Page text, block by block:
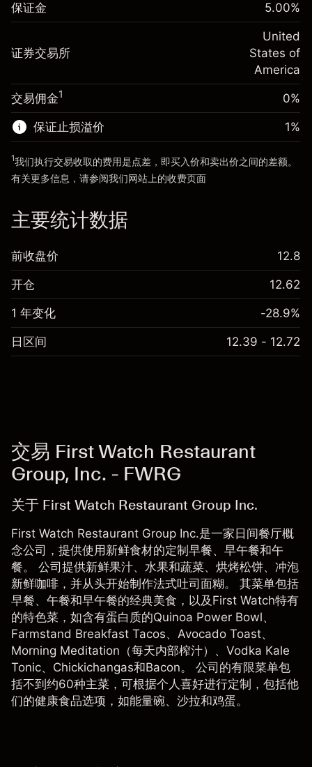
%
(-$4.31)
来自杠杆的资金 - 美元（大约值）
$19,000.00
前往平台
隔夜仓息
-0.000682
%
(-$0.14)
$20,000.00
来自杠杆的资金 - 美元（大约值）$19,000.00
前往平台
保证金 5.00%
证券交易所
United
States of
America
交易佣金1 0%
保证止损溢价 1%
1我们执行交易收取的费用是点差，即买入价和卖出价之间的差额。
有关更多信息，请参阅我们网站上的收费页面
主要统计数据
前收盘价 12.8
开仓 12.62
1 年变化 -28.9%
日区间 12.39 - 12.72
交易 First Watch Restaurant
Group, Inc. - FWRG
关于 First Watch Restaurant Group Inc.
First Watch Restaurant Group Inc.是一家日间餐厅概
念公司，提供使用新鲜食材的定制早餐、早午餐和午
餐。 公司提供新鲜果汁、水果和蔬菜、烘烤松饼、冲泡
新鲜咖啡，并从头开始制作法式吐司面糊。 其菜单包括
早餐、午餐和早午餐的经典美食，以及First Watch特有
的特色菜，如含有蛋白质的Quinoa Power Bowl、
Farmstand Breakfast Tacos、Avocado Toast、
Morning Meditation（每天内部榨汁）、Vodka Kale
Tonic、Chickichangas和Bacon。 公司的有限菜单包
括不到约60种主菜，可根据个人喜好进行定制，包括他
们的健康食品选项，如能量碗、沙拉和鸡蛋。